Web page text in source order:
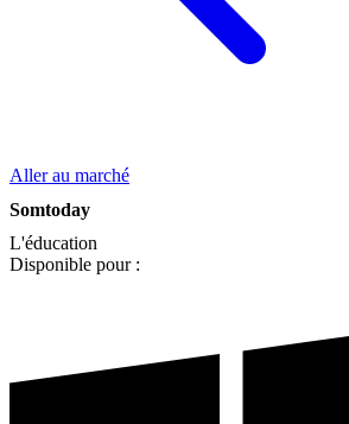
Aller au marché
Somtoday
L'éducation
Disponible pour :